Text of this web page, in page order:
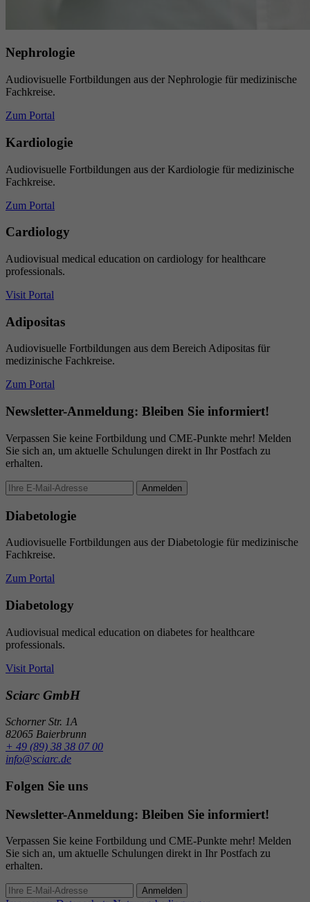
Nephrologie
Audiovisuelle Fortbildungen aus der Nephrologie für medizinische
Fachkreise.
Zum Portal
Kardiologie
Audiovisuelle Fortbildungen aus der Kardiologie für medizinische
Fachkreise.
Zum Portal
Cardiology
Audiovisual medical education on cardiology for healthcare
professionals.
Visit Portal
Adipositas
Audiovisuelle Fortbildungen aus dem Bereich Adipositas für
medizinische Fachkreise.
Zum Portal
Newsletter-Anmeldung: Bleiben Sie informiert!
Verpassen Sie keine Fortbildung und CME-Punkte mehr! Melden
Sie sich an, um aktuelle Schulungen direkt in Ihr Postfach zu
erhalten.
Anmelden
Diabetologie
Audiovisuelle Fortbildungen aus der Diabetologie für medizinische
Fachkreise.
Zum Portal
Diabetology
Audiovisual medical education on diabetes for healthcare
professionals.
Visit Portal
Sciarc GmbH
Schorner Str. 1A
82065 Baierbrunn
+ 49 (89) 38 38 07 00
info@sciarc.de
Folgen Sie uns
Newsletter-Anmeldung: Bleiben Sie informiert!
Verpassen Sie keine Fortbildung und CME-Punkte mehr! Melden
Sie sich an, um aktuelle Schulungen direkt in Ihr Postfach zu
erhalten.
Anmelden